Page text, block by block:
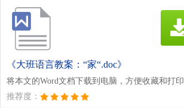
《大班语言教案：“家“.doc》
将本文的Word文档下载到电脑，方便收藏和打印
推荐度：